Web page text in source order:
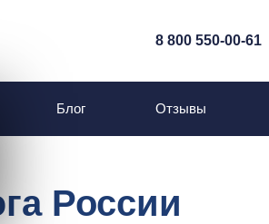
8 800 550-00-61
Блог Отзывы
России